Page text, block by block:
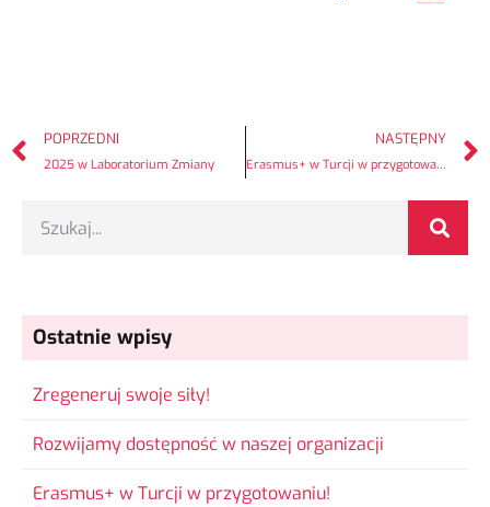
POPRZEDNI
2025 w Laboratorium Zmiany
NASTĘPNY
Erasmus+ w Turcji w przygotowaniu!
Ostatnie wpisy
Zregeneruj swoje siły!
Rozwijamy dostępność w naszej organizacji
Erasmus+ w Turcji w przygotowaniu!